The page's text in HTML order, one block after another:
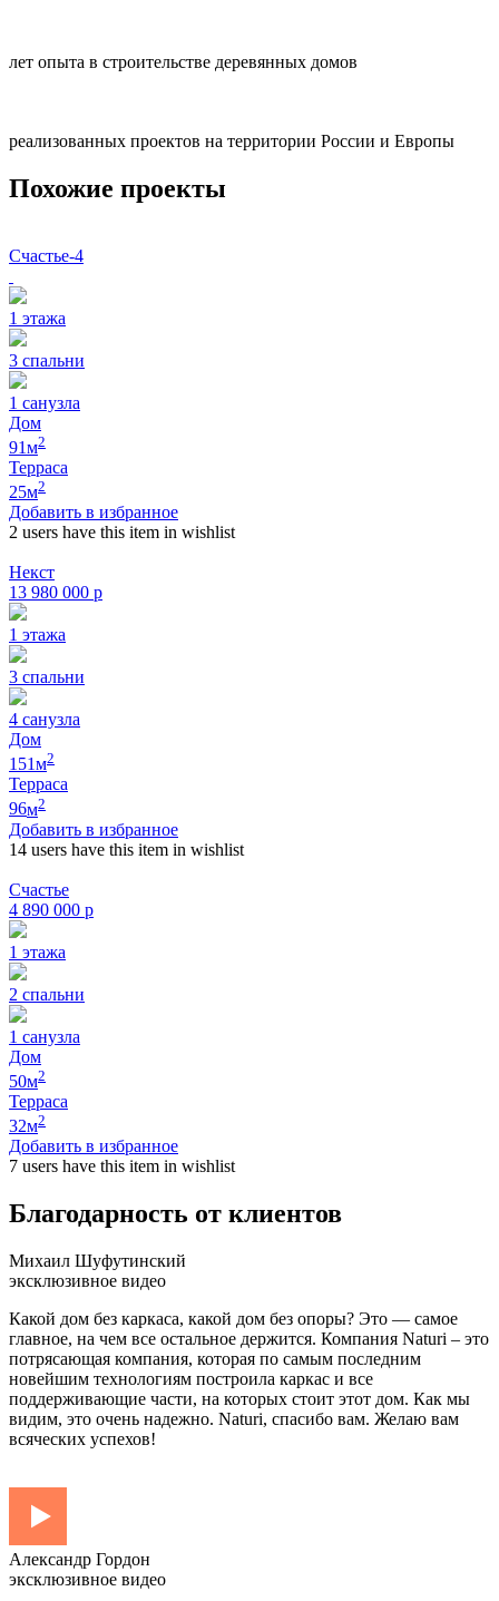
лет опыта в строительстве деревянных домов
реализованных проектов на территории России и Европы
Похожие проекты
Счастье-4
1 этажа
3 спальни
1 санузла
Дом
91м2
Терраса
25м2
Добавить в избранное
2 users have this item in wishlist
Некст
13 980 000 р
1 этажа
3 спальни
4 санузла
Дом
151м2
Терраса
96м2
Добавить в избранное
14 users have this item in wishlist
Счастье
4 890 000 р
1 этажа
2 спальни
1 санузла
Дом
50м2
Терраса
32м2
Добавить в избранное
7 users have this item in wishlist
Благодарность от клиентов
Михаил Шуфутинский
эксклюзивное видео
Какой дом без каркаса, какой дом без опоры? Это — самое
главное, на чем все остальное держится. Компания Naturi – это
потрясающая компания, которая по самым последним
новейшим технологиям построила каркас и все
поддерживающие части, на которых стоит этот дом. Как мы
видим, это очень надежно. Naturi, спасибо вам. Желаю вам
всяческих успехов!
Александр Гордон
эксклюзивное видео